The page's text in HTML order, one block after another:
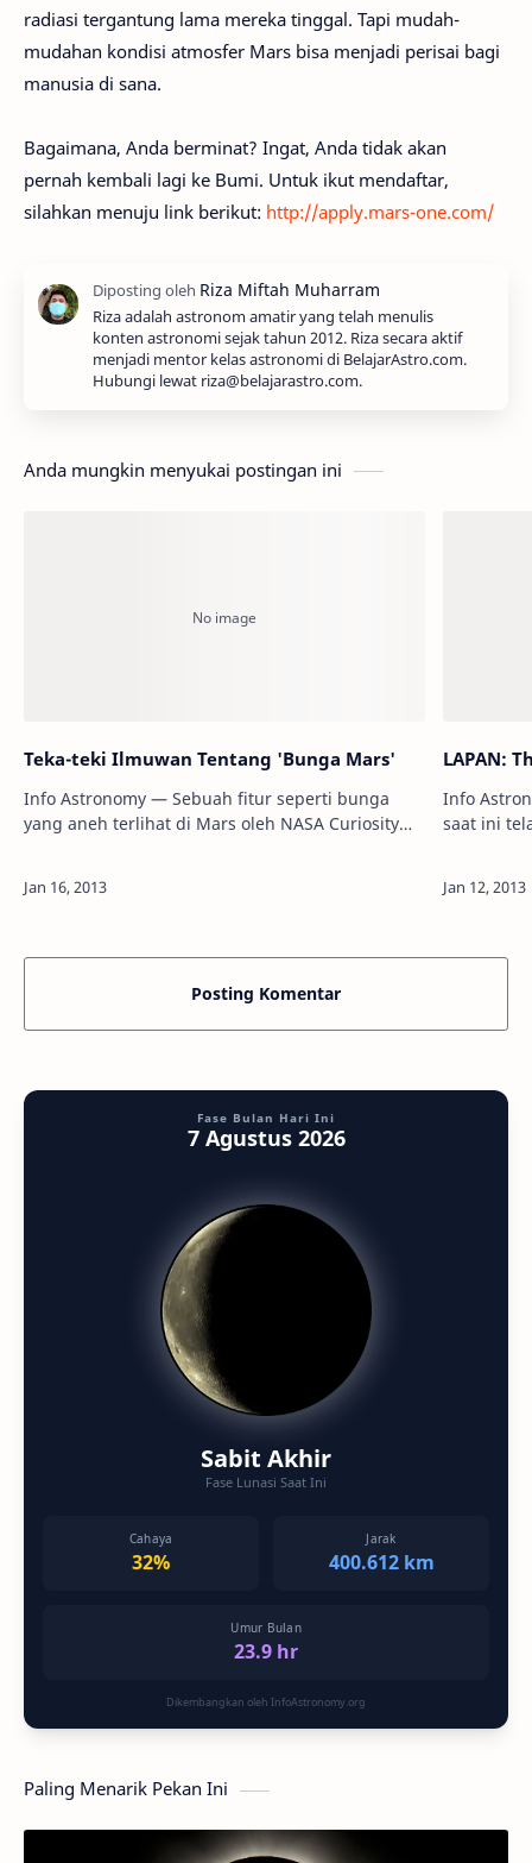
radiasi tergantung lama mereka tinggal. Tapi mudah-
mudahan kondisi atmosfer Mars bisa menjadi perisai bagi
manusia di sana.
Bagaimana, Anda berminat? Ingat, Anda tidak akan
pernah kembali lagi ke Bumi. Untuk ikut mendaftar,
silahkan menuju link berikut: http://apply.mars-one.com/
Riza adalah astronom amatir yang telah menulis
konten astronomi sejak tahun 2012. Riza secara aktif
menjadi mentor kelas astronomi di BelajarAstro.com.
Hubungi lewat riza@belajarastro.com.
Anda mungkin menyukai postingan ini
Teka-teki Ilmuwan Tentang 'Bunga Mars'
Info Astronomy — Sebuah fitur seperti bunga
yang aneh terlihat di Mars oleh NASA Curiosity
LAPAN:
Info
saat ini
Posting Komentar
Fase Bulan Hari Ini
7 Agustus 2026
Sabit Akhir
Fase Lunasi Saat Ini
Cahaya
32%
Jarak
400.612 km
Umur Bulan
23.9 hr
Dikembangkan oleh InfoAstronomy.org
Paling Menarik Pekan Ini